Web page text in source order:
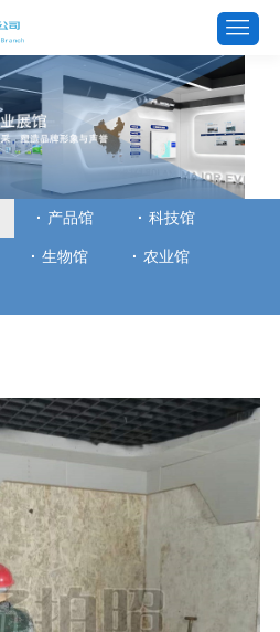
产品馆 科技馆
生物馆 农业馆